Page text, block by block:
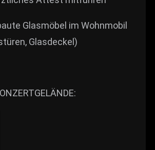
Glasmöbel im Wohnmobil
Glasdeckel)